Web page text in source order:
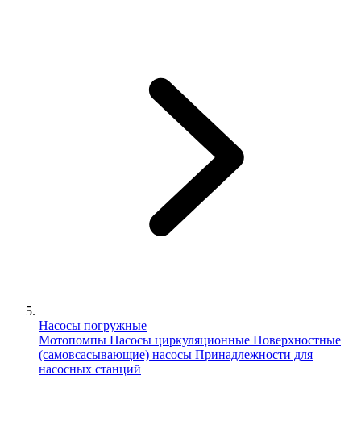
Насосы погружные
Мотопомпы Насосы циркуляционные Поверхностные
(самовсасывающие) насосы Принадлежности для
насосных станций